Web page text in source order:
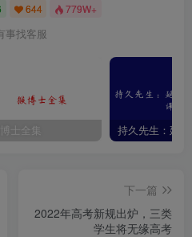
644 779W+
事找客服
士全集
下一篇
2022年高考新规出炉，三类
学生将无缘高考